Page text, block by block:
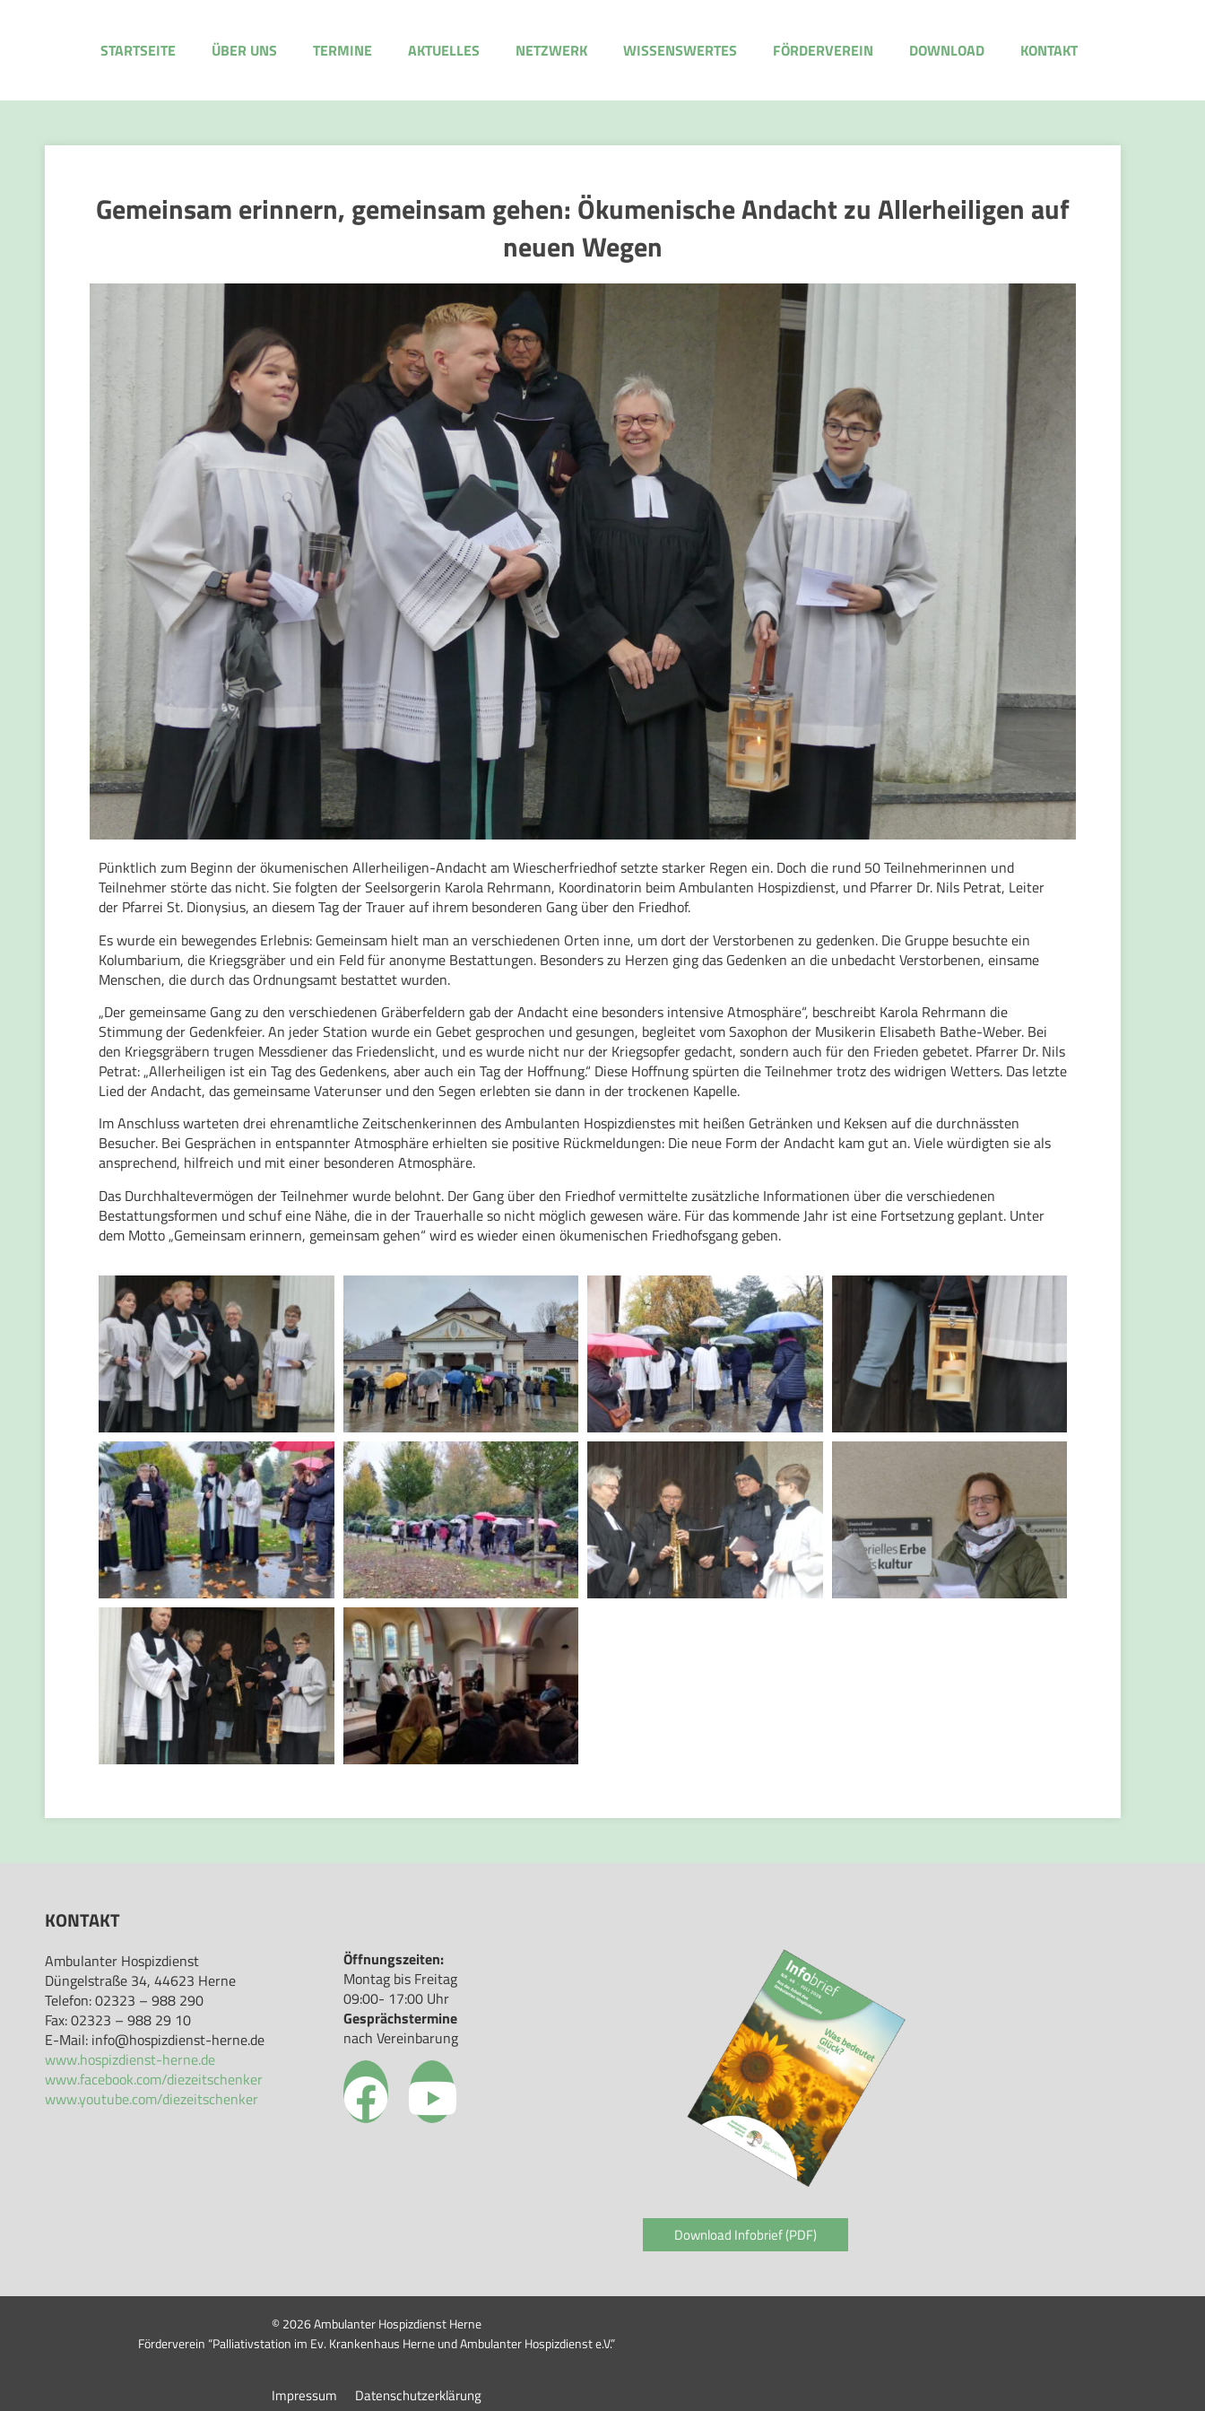
STARTSEITE ÜBER UNS TERMINE AKTUELLES NETZWERK WISSENSWERTES FÖRDERVEREIN DOWNLOAD KONTAKT
Gemeinsam erinnern, gemeinsam gehen: Ökumenische Andacht zu Allerheiligen auf
neuen Wegen
Pünktlich zum Beginn der ökumenischen Allerheiligen-Andacht am Wiescherfriedhof setzte starker Regen ein. Doch die rund 50 Teilnehmerinnen und
Teilnehmer störte das nicht. Sie folgten der Seelsorgerin Karola Rehrmann, Koordinatorin beim Ambulanten Hospizdienst, und Pfarrer Dr. Nils Petrat, Leiter
der Pfarrei St. Dionysius, an diesem Tag der Trauer auf ihrem besonderen Gang über den Friedhof.
Es wurde ein bewegendes Erlebnis: Gemeinsam hielt man an verschiedenen Orten inne, um dort der Verstorbenen zu gedenken. Die Gruppe besuchte ein
Kolumbarium, die Kriegsgräber und ein Feld für anonyme Bestattungen. Besonders zu Herzen ging das Gedenken an die unbedacht Verstorbenen, einsame
Menschen, die durch das Ordnungsamt bestattet wurden.
„Der gemeinsame Gang zu den verschiedenen Gräberfeldern gab der Andacht eine besonders intensive Atmosphäre“, beschreibt Karola Rehrmann die
Stimmung der Gedenkfeier. An jeder Station wurde ein Gebet gesprochen und gesungen, begleitet vom Saxophon der Musikerin Elisabeth Bathe-Weber. Bei
den Kriegsgräbern trugen Messdiener das Friedenslicht, und es wurde nicht nur der Kriegsopfer gedacht, sondern auch für den Frieden gebetet. Pfarrer Dr. Nils
Petrat: „Allerheiligen ist ein Tag des Gedenkens, aber auch ein Tag der Hoffnung.“ Diese Hoffnung spürten die Teilnehmer trotz des widrigen Wetters. Das letzte
Lied der Andacht, das gemeinsame Vaterunser und den Segen erlebten sie dann in der trockenen Kapelle.
Im Anschluss warteten drei ehrenamtliche Zeitschenkerinnen des Ambulanten Hospizdienstes mit heißen Getränken und Keksen auf die durchnässten
Besucher. Bei Gesprächen in entspannter Atmosphäre erhielten sie positive Rückmeldungen: Die neue Form der Andacht kam gut an. Viele würdigten sie als
ansprechend, hilfreich und mit einer besonderen Atmosphäre.
Das Durchhaltevermögen der Teilnehmer wurde belohnt. Der Gang über den Friedhof vermittelte zusätzliche Informationen über die verschiedenen
Bestattungsformen und schuf eine Nähe, die in der Trauerhalle so nicht möglich gewesen wäre. Für das kommende Jahr ist eine Fortsetzung geplant. Unter
dem Motto „Gemeinsam erinnern, gemeinsam gehen“ wird es wieder einen ökumenischen Friedhofsgang geben.